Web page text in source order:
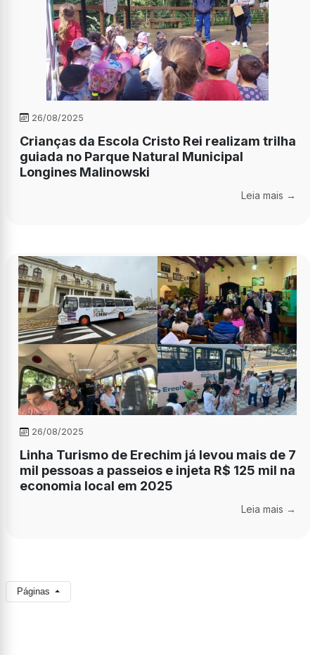
26/08/2025
Crianças da Escola Cristo Rei realizam trilha
guiada no Parque Natural Municipal
Longines Malinowski
Leia mais →
26/08/2025
Linha Turismo de Erechim já levou mais de 7
mil pessoas a passeios e injeta R$ 125 mil na
economia local em 2025
Leia mais →
Páginas